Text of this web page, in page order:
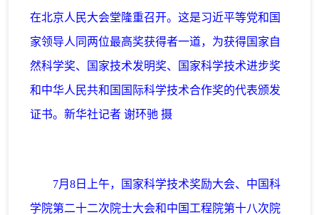
在北京人民大会堂隆重召开。这是习近平等党和国
家领导人同两位最高奖获得者一道，为获得国家自
然科学奖、国家技术发明奖、国家科学技术进步奖
和中华人民共和国国际科学技术合作奖的代表颁发
证书。新华社记者 谢环驰 摄
7月8日上午，国家科学技术奖励大会、中国科
学院第二十二次院士大会和中国工程院第十八次院